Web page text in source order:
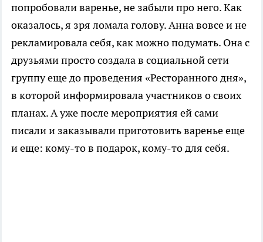
попробовали варенье, не забыли про него. Как
оказалось, я зря ломала голову. Анна вовсе и не
рекламировала себя, как можно подумать. Она с
друзьями просто создала в социальной сети
группу еще до проведения «Ресторанного дня»,
в которой информировала участников о своих
планах. А уже после мероприятия ей сами
писали и заказывали приготовить варенье еще
и еще: кому-то в подарок, кому-то для себя.